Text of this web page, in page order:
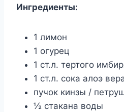
Ингрeдиeнты:
1 лимон
1 огурец
1 ст.л. тертого
1 ст.л. сока алоэ
пучок кинзы /
½ стакана воды